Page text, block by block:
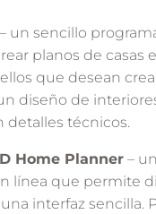
– un sencillo
planos de casas
que desean
diseño de
detalles técnicos.
Home Planner –
línea que permite
interfaz sencilla.